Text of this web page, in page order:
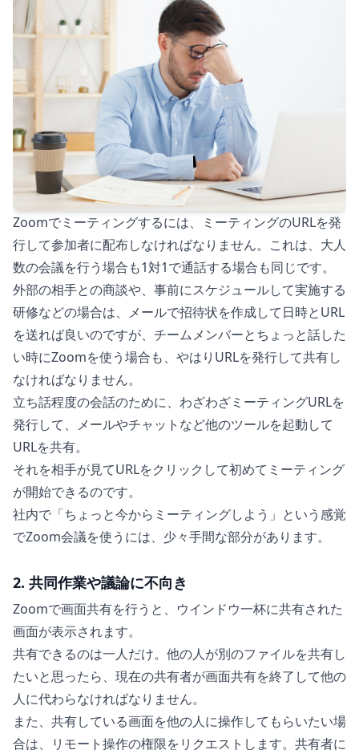
Zoomでミーティングするには、ミーティングのURLを発
行して参加者に配布しなければなりません。これは、大人
数の会議を行う場合も1対1で通話する場合も同じです。
外部の相手との商談や、事前にスケジュールして実施する
研修などの場合は、メールで招待状を作成して日時とURL
を送れば良いのですが、チームメンバーとちょっと話した
い時にZoomを使う場合も、やはりURLを発行して共有し
なければなりません。
立ち話程度の会話のために、わざわざミーティングURLを
発行して、メールやチャットなど他のツールを起動して
URLを共有。
それを相手が見てURLをクリックして初めてミーティング
が開始できるのです。
社内で「ちょっと今からミーティングしよう」という感覚
でZoom会議を使うには、少々手間な部分があります。
2. 共同作業や議論に不向き
Zoomで画面共有を行うと、ウインドウ一杯に共有された
画面が表示されます。
共有できるのは一人だけ。他の人が別のファイルを共有し
たいと思ったら、現在の共有者が画面共有を終了して他の
人に代わらなければなりません。
また、共有している画面を他の人に操作してもらいたい場
合は、リモート操作の権限をリクエストします。共有者に